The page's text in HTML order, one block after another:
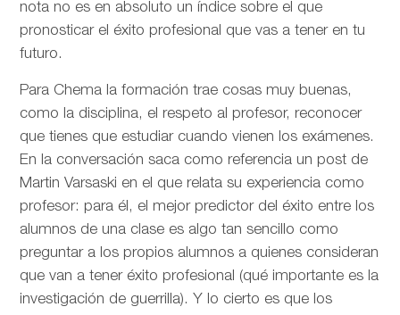
nota no es en absoluto un índice sobre el que
pronosticar el éxito profesional que vas a tener en tu
futuro.
Para Chema la formación trae cosas muy buenas,
como la disciplina, el respeto al profesor, reconocer
que tienes que estudiar cuando vienen los exámenes.
En la conversación saca como referencia un post de
Martin Varsaski en el que relata su experiencia como
profesor: para él, el mejor predictor del éxito entre los
alumnos de una clase es algo tan sencillo como
preguntar a los propios alumnos a quienes consideran
que van a tener éxito profesional (qué importante es la
investigación de guerrilla). Y lo cierto es que los